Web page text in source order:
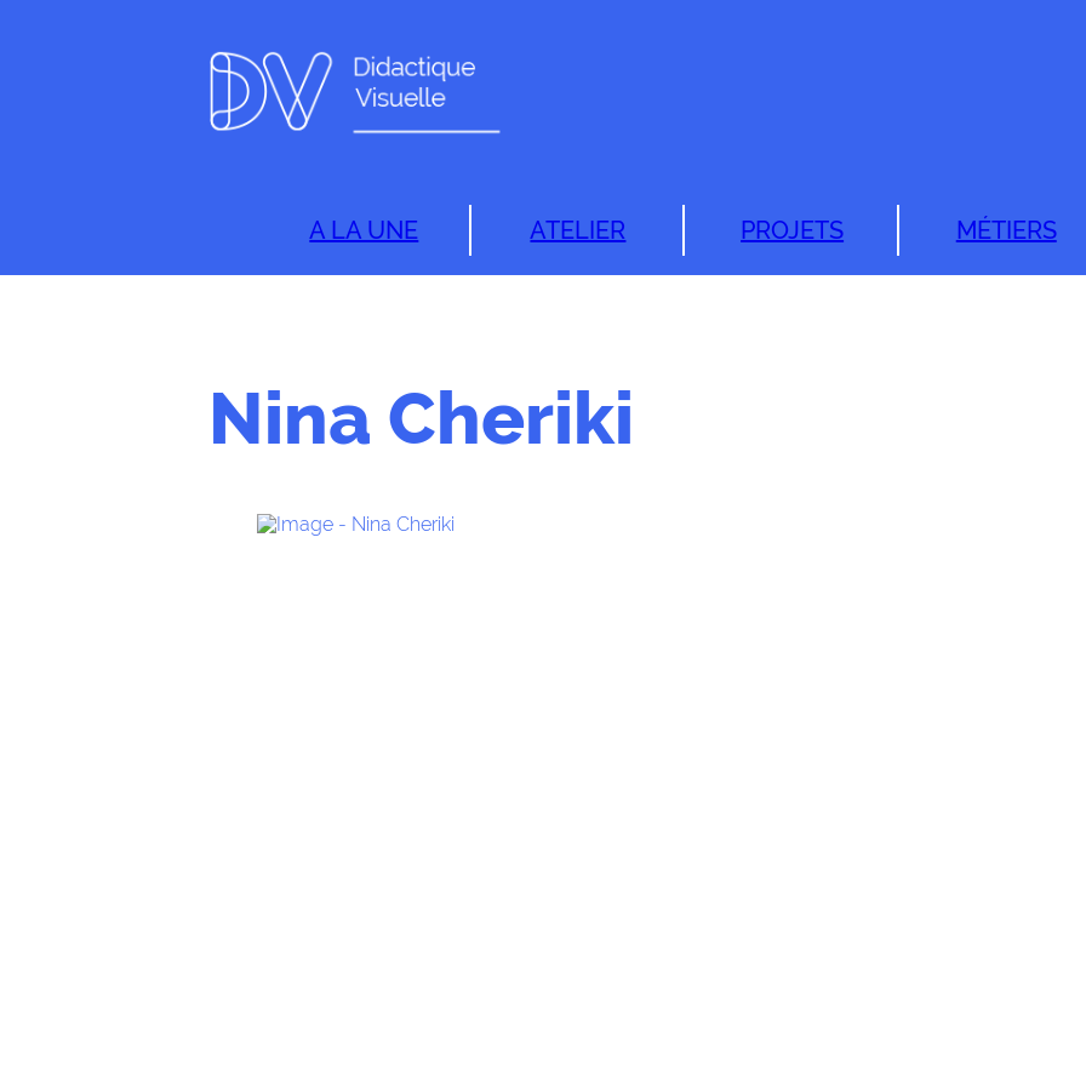
A LA UNE ATELIER PROJETS MÉTIERS
Nina Cheriki